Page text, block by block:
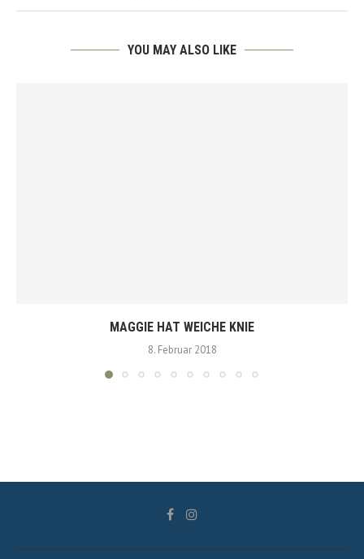
YOU MAY ALSO LIKE
MAGGIE HAT WEICHE KNIE
8. Februar 2018